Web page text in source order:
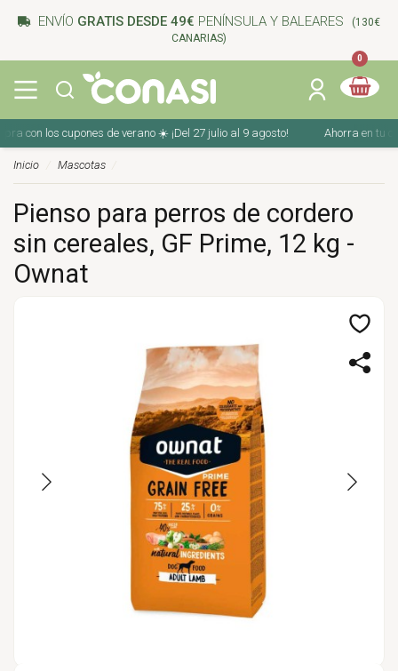
ENVÍO GRATIS DESDE 49€ PENÍNSULA Y BALEARES
(130€
CANARIAS)
0
los cupones de verano ☀️ ¡Del 27 julio al 9 agosto! Ahorra en tu
Inicio Mascotas
Pienso para perros de cordero
sin cereales, GF Prime, 12 kg -
Ownat